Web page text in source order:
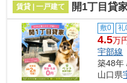
賃貸 | 一戸建て 開1丁目貸
敷0 礼
4.5万
宇部線
築48年
山口県